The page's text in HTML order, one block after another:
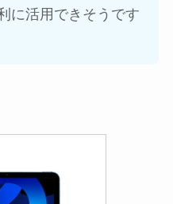
に活用できそうです